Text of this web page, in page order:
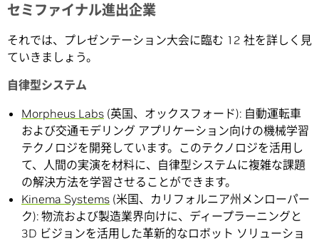
セミファイナル進出企業
それでは、プレゼンテーション大会に臨む 12 社を詳しく見
ていきましょう。
自律型システム
Morpheus Labs (英国、オックスフォード): 自動運転車
および交通モデリング アプリケーション向けの機械学習
テクノロジを開発しています。このテクノロジを活用し
て、人間の実演を材料に、自律型システムに複雑な課題
の解決方法を学習させることができます。
Kinema Systems (米国、カリフォルニア州メンローパー
ク): 物流および製造業界向けに、ディープラーニングと
3D ビジョンを活用した革新的なロボット ソリューショ